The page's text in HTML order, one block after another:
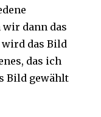
wir dann das
wird das Bild
das ich
Bild gewählt